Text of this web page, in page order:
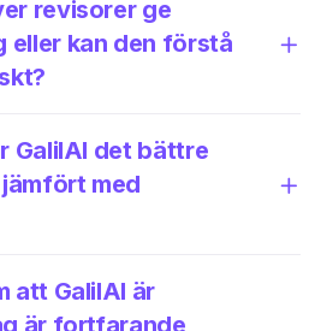
revisorer ge
eller kan den förstå
GalilAI det bättre
med
att GalilAI är
är fortfarande